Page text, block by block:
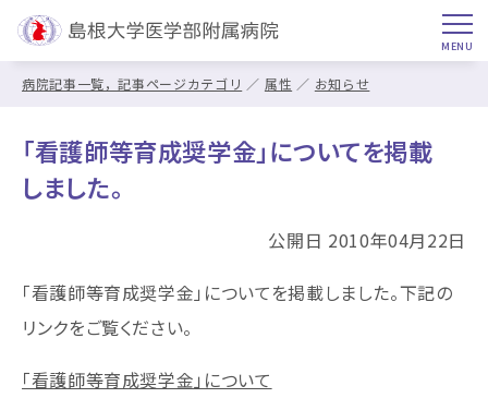
病院記事一覧，記事ページカテゴリ 属性 お知らせ
「看護師等育成奨学金」についてを掲載
しました。
公開日 2010年04月22日
「看護師等育成奨学金」についてを掲載しました。下記の
リンクをご覧ください。
「看護師等育成奨学金」について